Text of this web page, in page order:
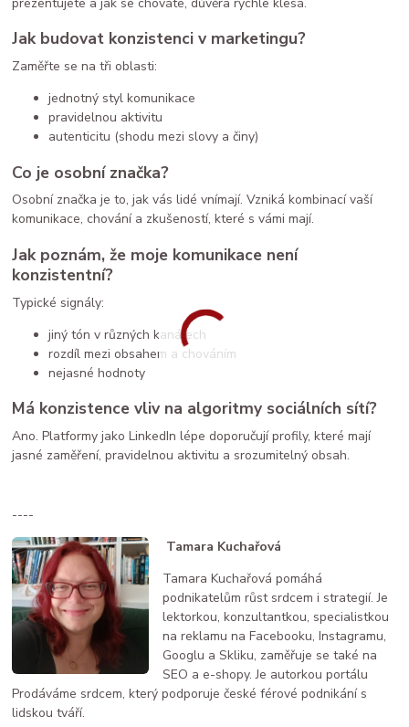
Jak budovat konzistenci v marketingu?
Zaměřte se na tři oblasti:
jednotný styl komunikace
pravidelnou aktivitu
autenticitu (shodu mezi slovy a činy)
Co je osobní značka?
Osobní značka je to, jak vás lidé vnímají. Vzniká kombinací vaší
komunikace, chování a zkušeností, které s vámi mají.
Jak poznám, že moje komunikace není
konzistentní?
Typické signály:
jiný tón v různých kanálech
rozdíl mezi obsahem a chováním
nejasné hodnoty
Má konzistence vliv na algoritmy sociálních sítí?
Ano. Platformy jako LinkedIn lépe doporučují profily, které mají
jasné zaměření, pravidelnou aktivitu a srozumitelný obsah.
----
Tamara Kuchařová
Tamara Kuchařová pomáhá
podnikatelům růst srdcem i strategií. Je
lektorkou, konzultantkou, specialistkou
na reklamu na Facebooku, Instagramu,
Googlu a Skliku, zaměřuje se také na
SEO a e-shopy. Je autorkou portálu
Prodáváme srdcem, který podporuje české férové podnikání s
lidskou tváří.